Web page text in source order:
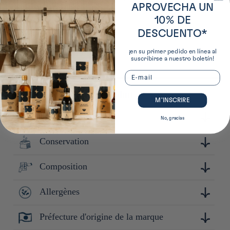
Europa
Plus de détails sur ce produit
Instructions
Ajoutez 15 à 20 g de ce mélange de céréales à 100 g de riz
blanc cru et suivez les indications de cuisson habituelles.
Conservation
Conserver à l'abri de la lumière, de la chaleur et de
Composition
orge perlée avec son germe, riz complet non gluant, haricots
azuki, riz noir, orge gluant, soja vert, millet gluant, soja,
perlé non gluant, haricots blancs, riz complet germé, périlla,
Allergènes
Soja, sésame, orge
Préfecture d'origine de la marque
APROVECHA UN
10% DE
DESCUENTO*
¡en su primer pedido en línea al
suscribirse a nuestro boletín!
Email
M’INSCRIRE
No, gracias